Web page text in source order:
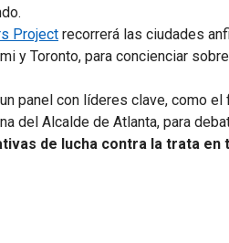
Project recorrerá las ciudades
y Toronto, para concienciar
panel con líderes clave, como
del Alcalde de Atlanta, para
de lucha contra la trata en